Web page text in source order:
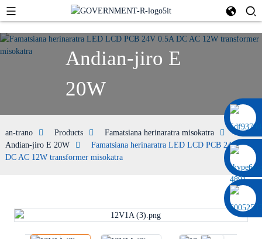
0086 13322920697
Andian-jiro E
20W
an-trano Products
Famatsiana herinaratra misokatra
Andian-jiro E 20W
Famatsiana herinaratra LED LCD PCB 24V 0.5A
DC AC 12W transformer misokatra